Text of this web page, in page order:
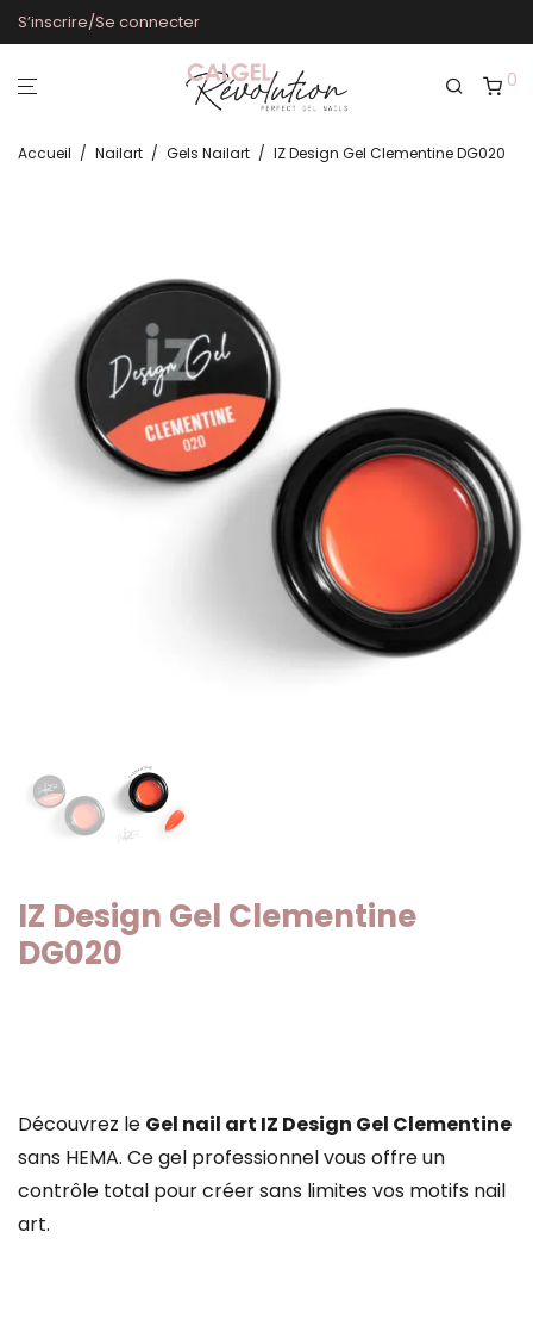
S’inscrire/Se connecter
0
Accueil / Nailart / Gels Nailart / IZ Design Gel Clementine DG020
IZ Design Gel Clementine
DG020
Découvrez le Gel nail art IZ Design Gel Clementine
sans HEMA. Ce gel professionnel vous offre un
contrôle total pour créer sans limites vos motifs nail
art.